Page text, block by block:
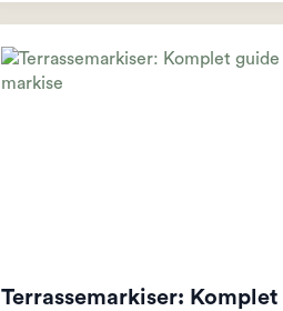
Terrassemarkiser: